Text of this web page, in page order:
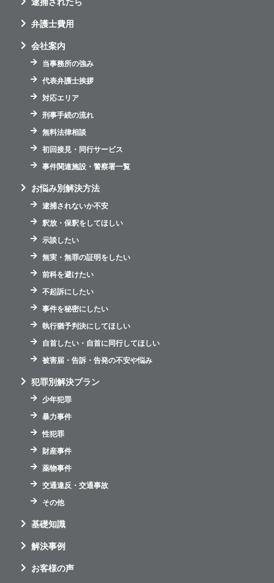
弁護士費用
会社案内
当事務所の強み
代表弁護士挨拶
対応エリア
刑事手続の流れ
無料法律相談
初回接見・同行サービス
事件関連施設・警察署一覧
お悩み別解決方法
逮捕されないか不安
釈放・保釈をしてほしい
示談したい
無実・無罪の証明をしたい
前科を避けたい
不起訴にしたい
事件を秘密にしたい
執行猶予判決にしてほしい
自首したい・自首に同行してほしい
被害届・告訴・告発の不安や悩み
犯罪別解決プラン
少年犯罪
暴力事件
性犯罪
財産事件
薬物事件
交通違反・交通事故
その他
基礎知識
解決事例
お客様の声